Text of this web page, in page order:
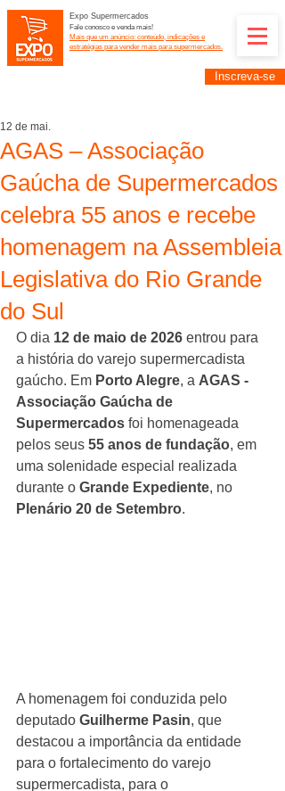
Expo Supermercados
Fale conosco e venda mais!
Mais que um anúncio: conteúdo, indicações e
estratégias para vender mais para supermercados.
Inscreva-se
AGAS – Associação
Gaúcha de Supermercados
celebra 55 anos e recebe
homenagem na Assembleia
Legislativa do Rio Grande
do Sul
12 de mai.
O dia 12 de maio de 2026 entrou para
a história do varejo supermercadista
gaúcho. Em Porto Alegre, a AGAS -
Associação Gaúcha de
Supermercados foi homenageada
pelos seus 55 anos de fundação, em
uma solenidade especial realizada
durante o Grande Expediente, no
Plenário 20 de Setembro.
A homenagem foi conduzida pelo
deputado Guilherme Pasin, que
destacou a importância da entidade
para o fortalecimento do varejo
supermercadista, para o